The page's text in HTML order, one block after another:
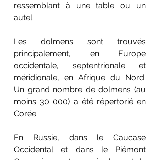
ressemblant à une table ou un
autel.
Les dolmens sont trouvés
principalement, en Europe
occidentale, septentrionale et
méridionale, en Afrique du Nord.
Un grand nombre de dolmens (au
moins 30 000) a été répertorié en
Corée.
En Russie, dans le Caucase
Occidental et dans le Piémont